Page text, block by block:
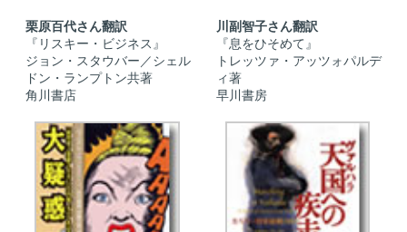
栗原百代さん翻訳
『リスキー・ビジネス』
ジョン・スタウバー／シェル
ドン・ランプトン共著
角川書店
川副智子さん翻訳
『息をひそめて』
トレッツァ・アッツォパルデ
ィ著
早川書房